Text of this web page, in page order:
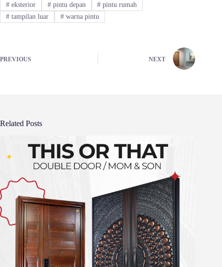
#eksterior #pintu depan # pintu rumah
#tampilan luar #warna pintu
PREVIOUS NEXT
Related Posts